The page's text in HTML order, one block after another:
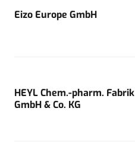
Eizo Europe GmbH
HEYL Chem.-pharm. Fabrik
GmbH & Co. KG